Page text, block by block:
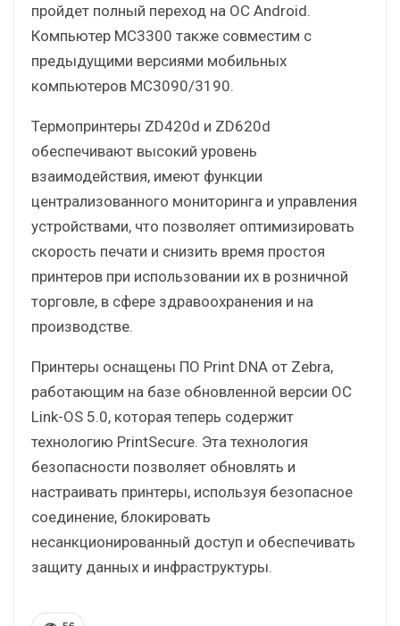
пройдет полный переход на ОС Android.
Компьютер MC3300 также совместим с
предыдущими версиями мобильных
компьютеров MC3090/3190.
Термопринтеры ZD420d и ZD620d
обеспечивают высокий уровень
взаимодействия, имеют функции
централизованного мониторинга и управления
устройствами, что позволяет оптимизировать
скорость печати и снизить время простоя
принтеров при использовании их в розничной
торговле, в сфере здравоохранения и на
производстве.
Принтеры оснащены ПО Print DNA от Zebra,
работающим на базе обновленной версии ОС
Link-OS 5.0, которая теперь содержит
технологию PrintSecure. Эта технология
безопасности позволяет обновлять и
настраивать принтеры, используя безопасное
соединение, блокировать
несанкционированный доступ и обеспечивать
защиту данных и инфраструктуры.